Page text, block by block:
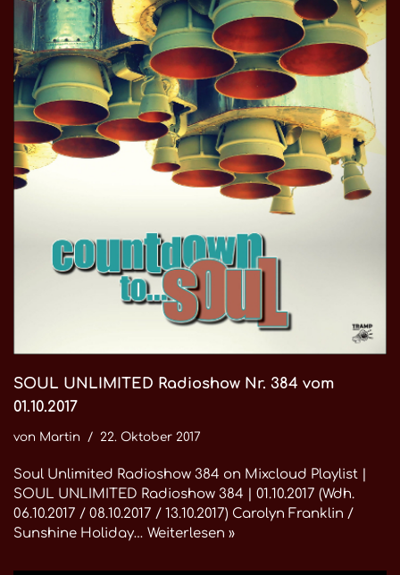
SOUL UNLIMITED Radioshow Nr. 384 vom
01.10.2017
von Martin 22. Oktober 2017
Soul Unlimited Radioshow 384 on Mixcloud Playlist |
SOUL UNLIMITED Radioshow 384 | 01.10.2017 (Wdh.
06.10.2017 / 08.10.2017 / 13.10.2017) Carolyn Franklin /
Sunshine Holiday… Weiterlesen »